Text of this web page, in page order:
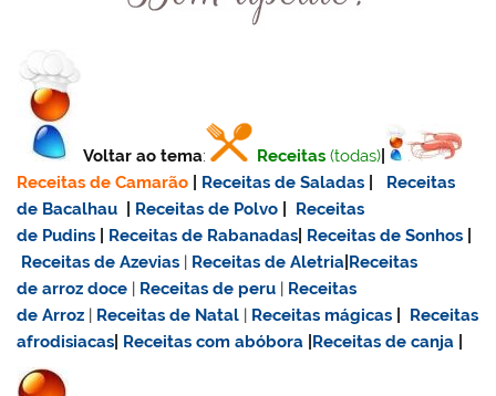
Voltar ao tema: Receitas (todas)
Receitas de Camarão
Receitas de Saladas
Receitas
de Bacalhau
Receitas de Polvo
Receitas
de Pudins
Receitas de Rabanadas Receitas de Sonhos
Receitas de Azevias | Receitas de Aletria Receitas
dearroz doce | Receitas de peru | Receitas
de Arroz | Receitas de Natal | Receitas mágicas
Receitas
afrodisiacas Receitas com abóbora Receitas de canja